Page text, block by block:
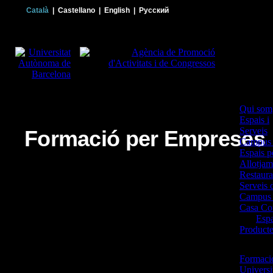
Català Castellano English Русский
Qui som
Espais i
Serveis
Espais
Serveis
Casa
Formació per Empreses